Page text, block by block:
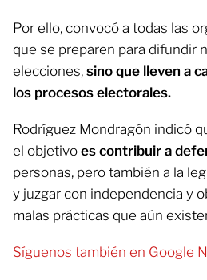
Por ello, convocó a todas las
que se preparen para difundir
elecciones, sino que lleven a
los procesos electorales.
Rodríguez Mondragón indicó
el objetivo es contribuir a
personas, pero también a la
y juzgar con independencia y
malas prácticas que aún
Síguenos también en Google